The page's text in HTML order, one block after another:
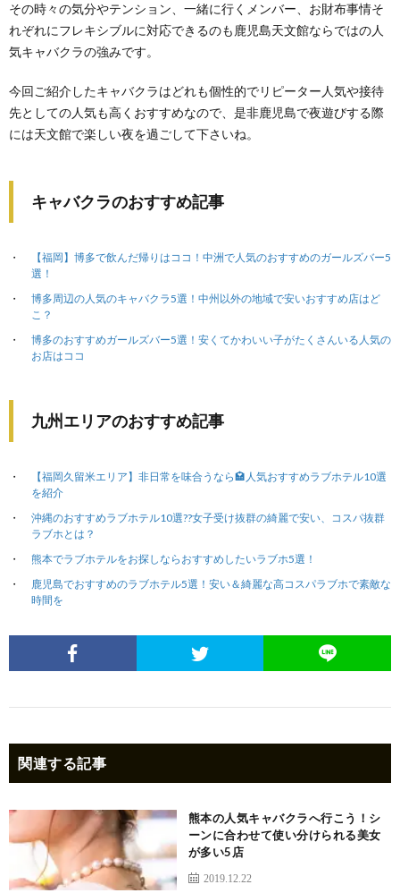
その時々の気分やテンション、一緒に行くメンバー、お財布事情そ
れぞれにフレキシブルに対応できるのも鹿児島天文館ならではの人
気キャバクラの強みです。
今回ご紹介したキャバクラはどれも個性的でリピーター人気や接待
先としての人気も高くおすすめなので、是非鹿児島で夜遊びする際
には天文館で楽しい夜を過ごして下さいね。
キャバクラのおすすめ記事
【福岡】博多で飲んだ帰りはココ！中洲で人気のおすすめのガールズバー5
選！
博多周辺の人気のキャバクラ5選！中州以外の地域で安いおすすめ店はど
こ？
博多のおすすめガールズバー5選！安くてかわいい子がたくさんいる人気の
お店はココ
九州エリアのおすすめ記事
【福岡久留米エリア】非日常を味合うなら🏩人気おすすめラブホテル10選
を紹介
沖縄のおすすめラブホテル10選??女子受け抜群の綺麗で安い、コスパ抜群
ラブホとは？
熊本でラブホテルをお探しならおすすめしたいラブホ5選！
鹿児島でおすすめのラブホテル5選！安い＆綺麗な高コスパラブホで素敵な
時間を
関連する記事
熊本の人気キャバクラへ行こう！シ
ーンに合わせて使い分けられる美女
が多い5店
2019.12.22